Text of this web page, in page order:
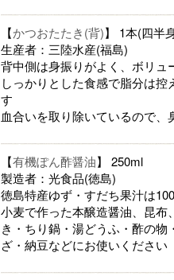
【かつおたたき(背)】 1本(四半
生産者：三陸水産(福島)
背中側は身振りがよく、ボリュ
しっかりとした食感で脂分は
す
血合いを取り除いているので、
【有機ぽん酢醤油】 250ml
製造者：光食品(徳島)
徳島特産ゆず・すだち果汁は
小麦で作った本醸造醤油、昆
き・ちり鍋・湯どうふ・酢の
ざ・納豆などにお使いください